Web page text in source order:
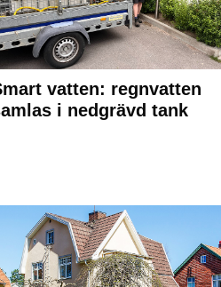
vatten: regnvatten
i nedgrävd tank